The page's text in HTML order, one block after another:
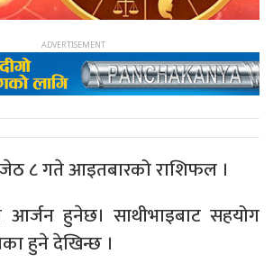
८ गते आइतबारको राशिफल ।
आर्जन हुनेछ। साथीभाइबाट सहयोग
हुने देखिन्छ ।